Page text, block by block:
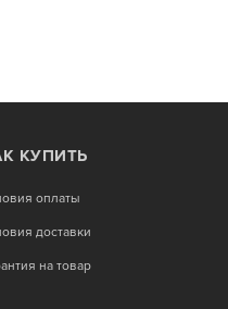
КУПИТЬ
оплаты
доставки
на товар